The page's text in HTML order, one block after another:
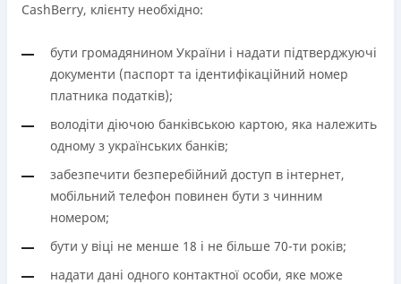
CashBerry, клієнту необхідно:
бути громадянином України і надати підтверджуючі
документи (паспорт та ідентифікаційний номер
платника податків);
володіти діючою банківською картою, яка належить
одному з українських банків;
забезпечити безперебійний доступ в інтернет,
мобільний телефон повинен бути з чинним
номером;
бути у віці не менше 18 і не більше 70-ти років;
надати дані одного контактної особи, яке може